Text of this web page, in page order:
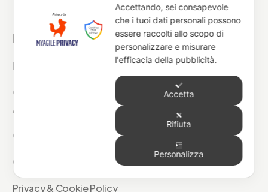
Sostenibilità Antincendio
Risorse
Normative
Calcolatrici
Azienda
Chi Siamo
Contatti
Privacy & Cookie Policy
Accettando, sei consapevole
che i tuoi dati personali possono
essere raccolti allo scopo di
personalizzare e misurare
l'efficacia della pubblicità.
Accetta
Rifiuta
Personalizza